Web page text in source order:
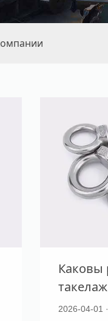
Каковы
их
2026-04-01